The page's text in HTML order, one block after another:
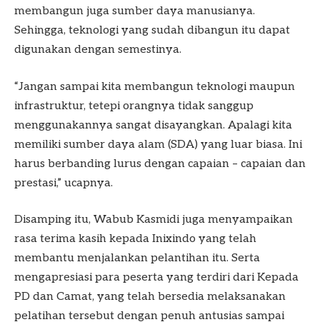
membangun juga sumber daya manusianya.
Sehingga, teknologi yang sudah dibangun itu dapat
digunakan dengan semestinya.
“Jangan sampai kita membangun teknologi maupun
infrastruktur, tetepi orangnya tidak sanggup
menggunakannya sangat disayangkan. Apalagi kita
memiliki sumber daya alam (SDA) yang luar biasa. Ini
harus berbanding lurus dengan capaian – capaian dan
prestasi,” ucapnya.
Disamping itu, Wabub Kasmidi juga menyampaikan
rasa terima kasih kepada Inixindo yang telah
membantu menjalankan pelantihan itu. Serta
mengapresiasi para peserta yang terdiri dari Kepada
PD dan Camat, yang telah bersedia melaksanakan
pelatihan tersebut dengan penuh antusias sampai